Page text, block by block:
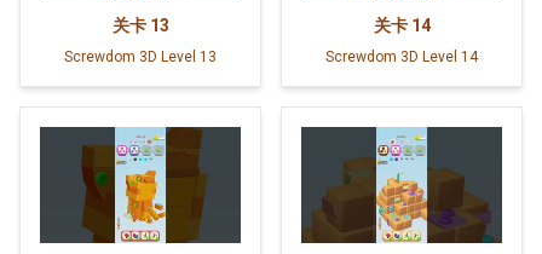
关卡 13
Screwdom 3D Level 13
关卡 14
Screwdom 3D Level 14